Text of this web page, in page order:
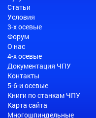
Статьи
Условия
3-х осевые
Форум
О нас
4-х осевые
Документация ЧПУ
Контакты
5-6-и осевые
Книги по станкам ЧПУ
Карта сайта
Многошпиндельные